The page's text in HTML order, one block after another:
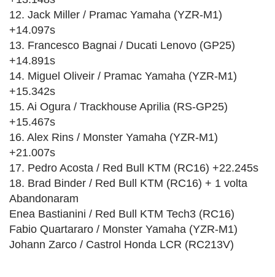
12. Jack Miller / Pramac Yamaha (YZR-M1)
+14.097s
13. Francesco Bagnai / Ducati Lenovo (GP25)
+14.891s
14. Miguel Oliveir / Pramac Yamaha (YZR-M1)
+15.342s
15. Ai Ogura / Trackhouse Aprilia (RS-GP25)
+15.467s
16. Alex Rins / Monster Yamaha (YZR-M1)
+21.007s
17. Pedro Acosta / Red Bull KTM (RC16) +22.245s
18. Brad Binder / Red Bull KTM (RC16) + 1 volta
Abandonaram
Enea Bastianini / Red Bull KTM Tech3 (RC16)
Fabio Quartararo / Monster Yamaha (YZR-M1)
Johann Zarco / Castrol Honda LCR (RC213V)